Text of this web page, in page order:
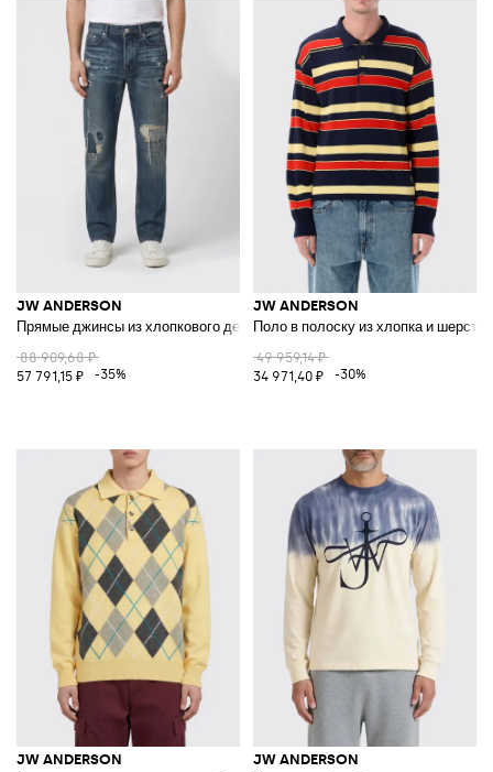
JW ANDERSON
Прямые джинсы из хлопкового денима JWAnderson
88 909,68 ₽
57 791,15 ₽
-35%
JW ANDERSON
Поло в полоску из хлопка и шерсти
49 959,14 ₽
34 971,40 ₽
-30%
JW ANDERSON JW ANDERSON